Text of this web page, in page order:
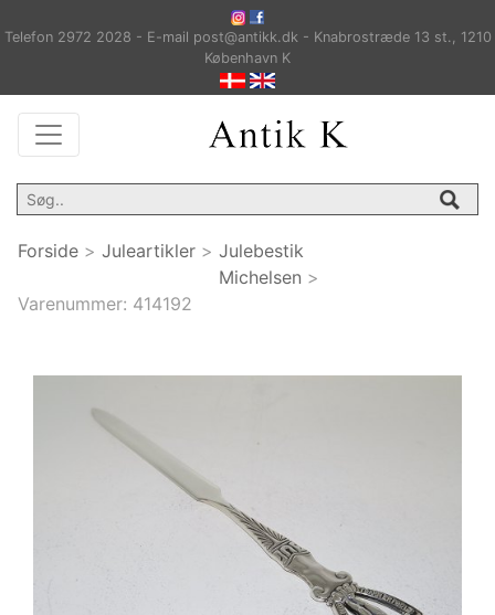
Telefon 2972 2028 - E-mail post@antikk.dk - Knabrostræde 13 st., 1210
København K
Forside > Juleartikler > Julebestik
Michelsen >
Varenummer: 414192